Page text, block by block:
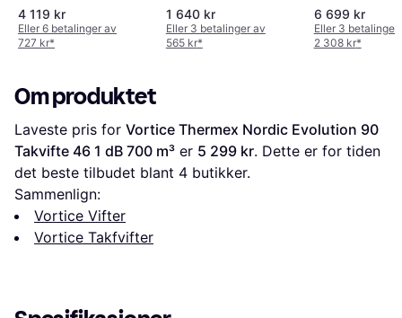
E120 Ø120 cm 13.810
m³/h
4 119 kr
Eller 6 betalinger av
727 kr*
1 640 kr
Eller 3 betalinger av
565 kr*
6 699 kr
Eller 3 betalinger
2 308 kr*
Om produktet
Laveste pris for Vortice Thermex Nordic Evolution 90
Takvifte 46 1 dB 700 m³ er 5 299 kr. Dette er for tiden
det beste tilbudet blant 4 butikker.
Sammenlign:
Vortice Vifter
Vortice Takfvifter